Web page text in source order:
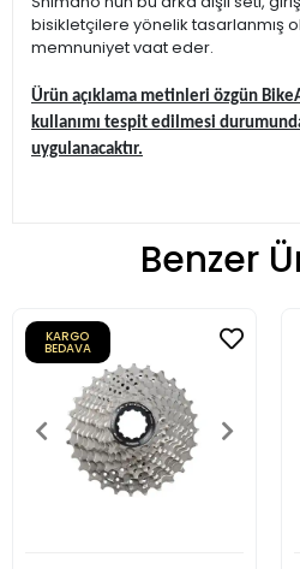
bisikletçilere yönelik tasarlanmış
memnuniyet vaat eder.
Ürün açıklama metinleri özgün
kullanımı tespit edilmesi
uygulanacaktır.
Benzer
KARGO
BEDAVA